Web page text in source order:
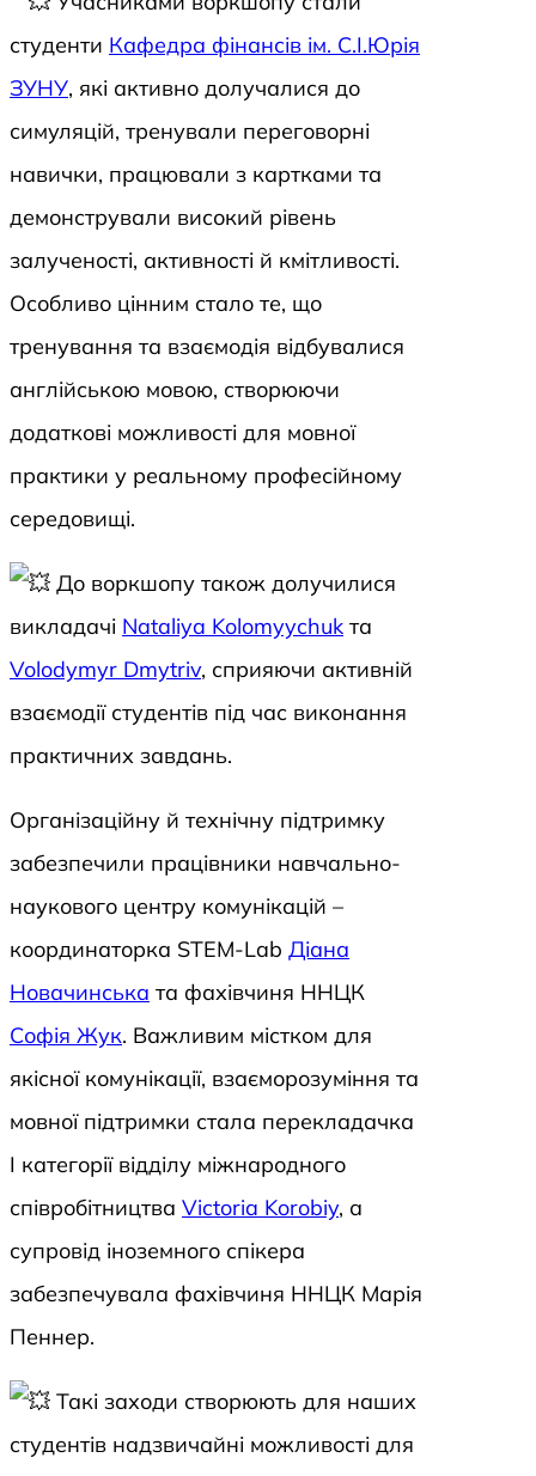
студенти Кафедра фінансів ім. С.І.Юрія
ЗУНУ, які активно долучалися до
симуляцій, тренували переговорні
навички, працювали з картками та
демонстрували високий рівень
залученості, активності й кмітливості.
Особливо цінним стало те, що
тренування та взаємодія відбувалися
англійською мовою, створюючи
додаткові можливості для мовної
практики у реальному професійному
середовищі.
До воркшопу також долучилися
викладачі Nataliya Kolomyychuk та
Volodymyr Dmytriv, сприяючи активній
взаємодії студентів під час виконання
практичних завдань.
Організаційну й технічну підтримку
забезпечили працівники навчально-
наукового центру комунікацій –
координаторка STEM-Lab Діана
Новачинська та фахівчиня ННЦК
Софія Жук. Важливим містком для
якісної комунікації, взаєморозуміння та
мовної підтримки стала перекладачка
І категорії відділу міжнародного
співробітництва Victoria Korobiy, а
супровід іноземного спікера
забезпечувала фахівчиня ННЦК Марія
Пеннер.
Такі заходи створюють для наших
студентів надзвичайні можливості для